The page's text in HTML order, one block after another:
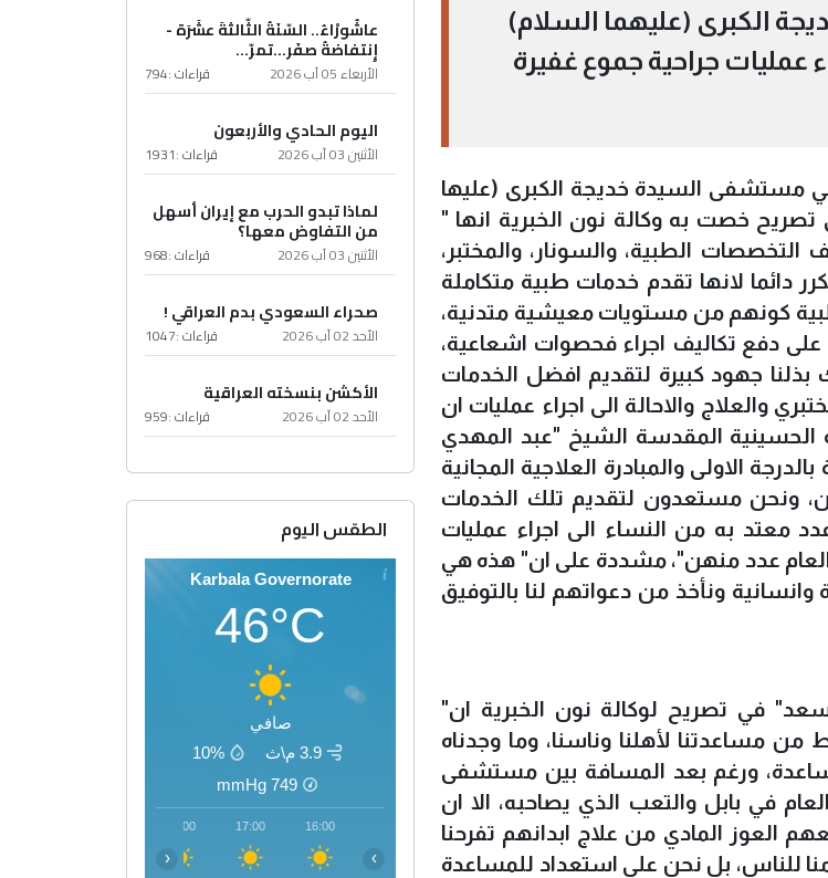
الكبرى (عليهما السلام)
عمليات جراحية جموع غفيرة
في مستشفى السيدة خديجة الكبرى (عليها
خصت به وكالة نون الخبرية انها "
التخصصات الطبية، والسونار، والمختبر،
دائما لانها تقدم خدمات طبية متكاملة
كونهم من مستويات معيشية متدنية،
دفع تكاليف اجراء فحصوات اشعاعية،
بذلنا جهود كبيرة لتقديم افضل الخدمات
والعلاج والاحالة الى اجراء عمليات ان
الحسينية المقدسة الشيخ "عبد المهدي
الاولى والمبادرة العلاجية المجانية
ونحن مستعدون لتقديم تلك الخدمات
معتد به من النساء الى اجراء عمليات
العام عدد منهن"، مشددة على ان" هذه هي
ونأخذ من دعواتهم لنا بالتوفيق
في تصريح لوكالة نون الخبرية ان"
مساعدتنا لأهلنا وناسنا، وما وجدناه
ورغم بعد المسافة بين مستشفى
في بابل والتعب الذي يصاحبه، الا ان
العوز المادي من علاج ابدانهم تفرحنا
للناس، بل نحن على استعداد للمساعدة
عاشُورْاءُ.. السّنَةُ الثّالثةَ عشَرَة -
إِنتفاضةُ صفَر…تمرّ...
الأربعاء 05 آب 2026 قراءات :794
اليوم الحادي والأربعون
الأثنين 03 آب 2026 قراءات :1931
لماذا تبدو الحرب مع إيران أسهل
من التفاوض معها؟
الأثنين 03 آب 2026 قراءات :968
صحراء السعودي بدم العراقي !
الأحد 02 آب 2026 قراءات :1047
الأكشن بنسخته العراقية
الأحد 02 آب 2026 قراءات :959
الطقس اليوم
Karbala Governorate
46°C
صافي
3.9 م\ث
10%
749
mmHg
16:00
17:00
18:00
‹ ›